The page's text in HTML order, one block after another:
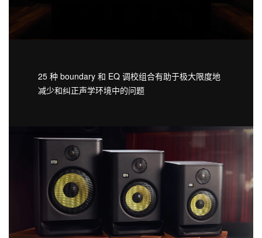
25 种 boundary 和 EQ 调校组合有助于极大限度地
减少和纠正声学环境中的问题